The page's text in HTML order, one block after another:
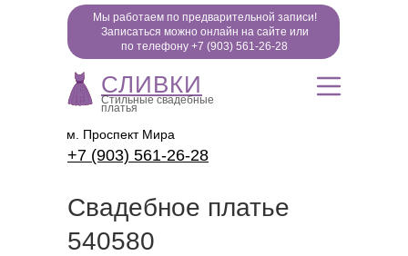
Мы работаем по предварительной записи!
Записаться можно онлайн на сайте или
по телефону +7 (903) 561-26-28
+7 (903) 561-26-28
СЛИВКИ
Стильные свадебные
платья
м. Проспект Мира
Свадебное платье
540580